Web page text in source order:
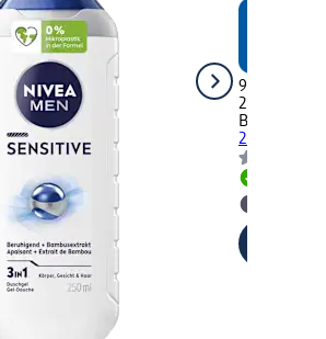
9,95 zł
200 ml
Balea MEN
200 ml